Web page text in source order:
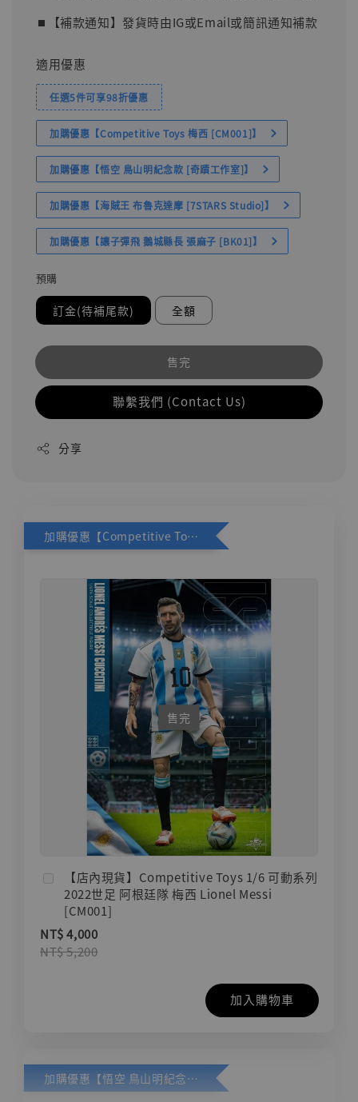
⏹︎【補款通知】發貨時由IG或Email或簡訊通知補款
適用優惠
任選5件可享98折優惠
加購優惠【Competitive Toys 梅西 [CM001]】
加購優惠【悟空 鳥山明紀念款 [奇蹟工作室]】
加購優惠【海賊王 布魯克達摩 [7STARS Studio]】
加購優惠【讓子彈飛 鵝城縣長 張麻子 [BK01]】
預購
訂金(待補尾款) 全額
售完
聯繫我們 (Contact Us)
分享
加購優惠【Competitive Toys 梅西 [CM001]】
售完
【店內現貨】Competitive Toys 1/6 可動系列
2022世足 阿根廷隊 梅西 Lionel Messi
[CM001]
NT$ 4,000
NT$ 5,200
加入購物車
加購優惠【悟空 鳥山明紀念款 [奇蹟工作室]】